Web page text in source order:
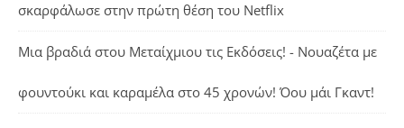
σκαρφάλωσε στην πρώτη θέση του Netflix
Μια βραδιά στου Μεταίχμιου τις Εκδόσεις! - Νουαζέτα με
φουντούκι και καραμέλα στο 45 χρονών! Όου μάι Γκαντ!